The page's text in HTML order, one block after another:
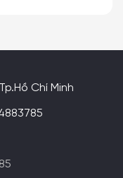
chuyển khoản với
khoản: Mã đơn
Le Thi
NGUYỄN
CAO
khi nhận hàng
Chí Minh